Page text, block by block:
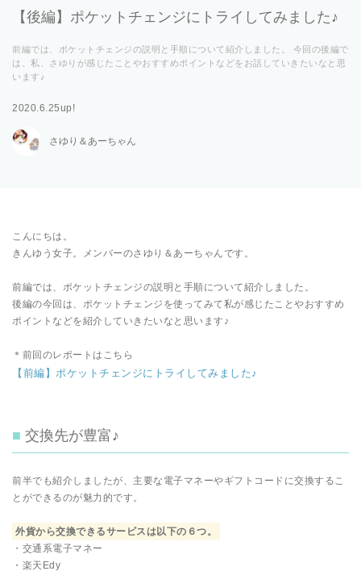
【後編】ポケットチェンジにトライしてみました♪
前編では、ポケットチェンジの説明と手順について紹介しました。 今回の後編で
は、私、さゆりが感じたことやおすすめポイントなどをお話していきたいなと思
います♪
2020.6.25up!
さゆり＆あーちゃん
こんにちは。
きんゆう女子。メンバーのさゆり＆あーちゃんです。
前編では、ポケットチェンジの説明と手順について紹介しました。
後編の今回は、ポケットチェンジを使ってみて私が感じたことやおすすめ
ポイントなどを紹介していきたいなと思います♪
＊前回のレポートはこちら
【前編】ポケットチェンジにトライしてみました♪
交換先が豊富♪
前半でも紹介しましたが、主要な電子マネーやギフトコードに交換するこ
とができるのが魅力的です。
外貨から交換できるサービスは以下の６つ。
・交通系電子マネー
・楽天Edy